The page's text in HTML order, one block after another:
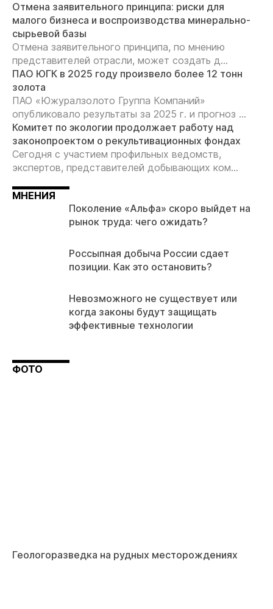
Отмена заявительного принципа: риски для
малого бизнеса и воспроизводства минерально-
сырьевой базы
Отмена заявительного принципа, по мнению
представителей отрасли, может создать д...
ПАО ЮГК в 2025 году произвело более 12 тонн
золота
ПАО «Южуралзолото Группа Компаний»
опубликовало результаты за 2025 г. и прогноз ...
Комитет по экологии продолжает работу над
законопроектом о рекультивационных фондах
Сегодня с участием профильных ведомств,
экспертов, представителей добывающих ком...
МНЕНИЯ
Поколение «Альфа» скоро выйдет на
рынок труда: чего ожидать?
Россыпная добыча России сдает
позиции. Как это остановить?
Невозможного не существует или
когда законы будут защищать
эффективные технологии
ФОТО
Геологоразведка на рудных месторождениях